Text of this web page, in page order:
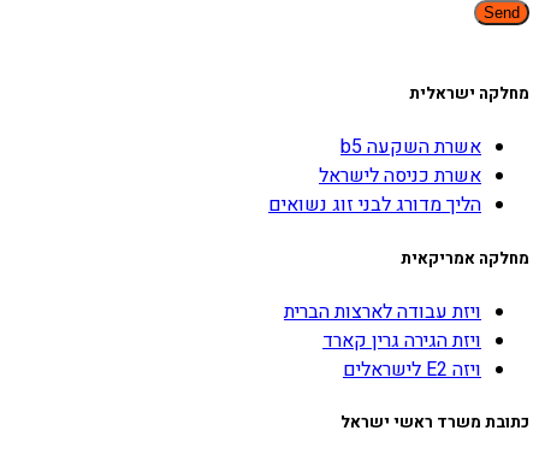
Send
מחלקה ישראלית
אשרת השקעה b5
אשרת כניסה לישראל
הליך מדורג לבני זוג נשואים
מחלקה אמריקאית
ויזת עבודה לארצות הברית
ויזת הגירה גרין קארד
ויזה E2 לישראלים
כתובת משרד ראשי ישראל